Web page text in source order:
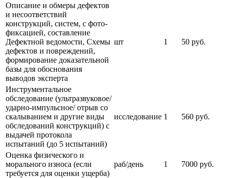
Описание и обмеры дефектов
и несоответствий
конструкций, систем, с фото-
фиксацией, составление
Дефектной ведомости, Схемы
дефектов и повреждений,
формирование доказательной
базы для обоснования
выводов эксперта
шт 1 50 руб.
Инструментальное
обследование (ультразвуковое/
ударно-импульсное/ отрыв со
скалыванием и другие виды
обследований конструкций) с
выдачей протокола
испытаний (до 5 испытаний)
исследование 1 560 руб.
Оценка физического и
морального износа (если
требуется для оценки ущерба)
раб/день 1 7000 руб.